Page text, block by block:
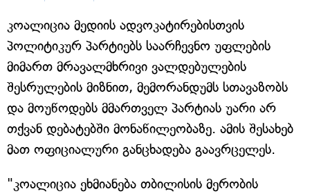
კოალიცია მედიის ადვოკატირებისთვის
პოლიტიკურ პარტიებს საარჩევნო უფლების
მიმართ მრავალმხრივი ვალდებულების
შესრულების მიზნით, მემორანდუმს სთავაზობს
და მოუწოდებს მმართველ პარტიას უარი არ
თქვან დებატებში მონაწილეობაზე. ამის შესახებ
მათ ოფიციალური განცხადება გაავრცელეს.
"კოალიცია ეხმიანება თბილისის მერობის